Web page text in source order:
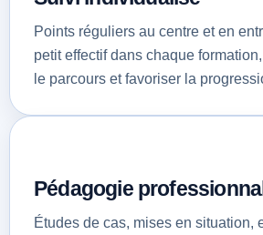
Points réguliers au centre et en
petit effectif dans chaque
le parcours et favoriser la
Pédagogie
Études de cas, mises en situation,